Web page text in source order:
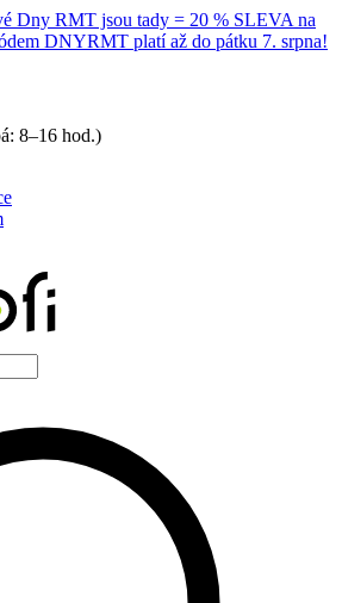
Dny RMT jsou tady = 20 % SLEVA na
DNYRMT platí až do pátku 7. srpna!
8–16 hod.)